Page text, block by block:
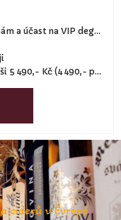
Exkluzivní přístup k zahraničním medovinám a účast na VIP degustacích, kde budeme ochutnávat zejména zahraniční medoviny, které nemusí být zařazeny do běžného prodeje v prodejně a na e-shopu. OTEVŘENO POUZE PRO 15 ČLENŮ!
zájemců; dále 4 990,- do 30.11.2025)
ciderů v Evropě